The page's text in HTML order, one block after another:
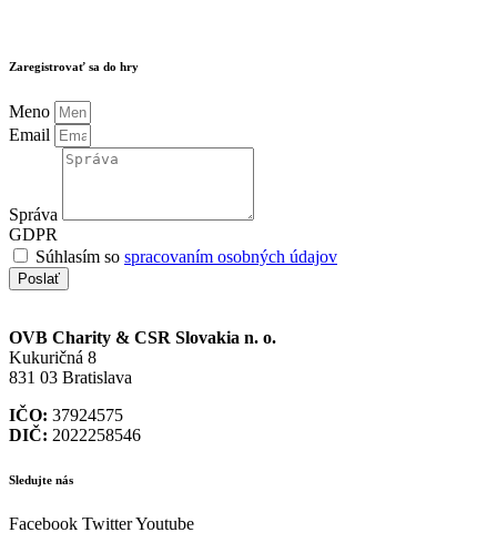
Zaregistrovať sa do hry
Meno
Email
Správa
GDPR
Súhlasím so spracovaním osobných údajov
Poslať
OVB Charity & CSR Slovakia n. o.
Kukuričná 8
831 03 Bratislava
IČO: 37924575
DIČ: 2022258546
Sledujte nás
Facebook TwitterYoutube